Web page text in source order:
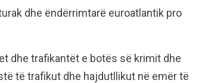
dhe ëndërrimtarë euroatlantik pro
dhe trafikantët e botës së krimit dhe
të trafikut dhe hajdutllikut në emër të